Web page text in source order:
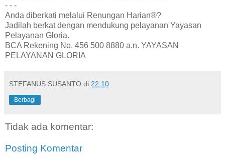
- - -
Anda diberkati melalui Renungan Harian®?
Jadilah berkat dengan mendukung pelayanan Yayasan
Pelayanan Gloria.
BCA Rekening No. 456 500 8880 a.n. YAYASAN
PELAYANAN GLORIA
STEFANUS SUSANTO di 22.10
Berbagi
Tidak ada komentar:
Posting Komentar